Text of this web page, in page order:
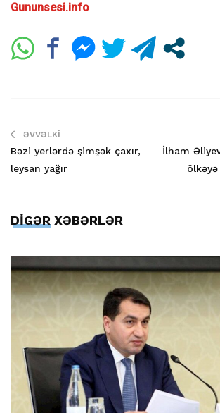
Gununsesi.info
ƏVVƏLKI
Bəzi yerlərdə şimşək çaxır,
leysan yağır
İlham
DİGƏR XƏBƏRLƏR